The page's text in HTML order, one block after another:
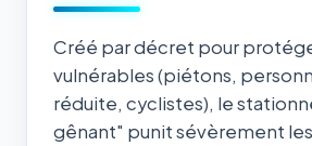
Créé par décret pour
vulnérables (piétons,
réduite, cyclistes), le
gênant" punit sévèrement les